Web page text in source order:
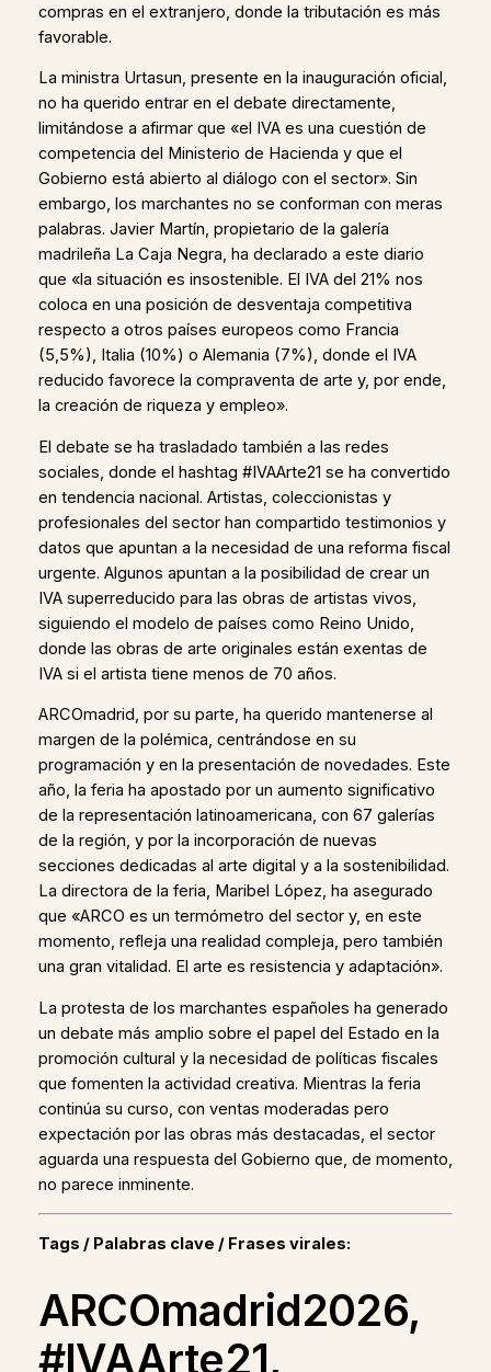
compras en el extranjero, donde la tributación es más
favorable.
La ministra Urtasun, presente en la inauguración oficial,
no ha querido entrar en el debate directamente,
limitándose a afirmar que «el IVA es una cuestión de
competencia del Ministerio de Hacienda y que el
Gobierno está abierto al diálogo con el sector». Sin
embargo, los marchantes no se conforman con meras
palabras. Javier Martín, propietario de la galería
madrileña La Caja Negra, ha declarado a este diario
que «la situación es insostenible. El IVA del 21% nos
coloca en una posición de desventaja competitiva
respecto a otros países europeos como Francia
(5,5%), Italia (10%) o Alemania (7%), donde el IVA
reducido favorece la compraventa de arte y, por ende,
la creación de riqueza y empleo».
El debate se ha trasladado también a las redes
sociales, donde el hashtag #IVAArte21 se ha convertido
en tendencia nacional. Artistas, coleccionistas y
profesionales del sector han compartido testimonios y
datos que apuntan a la necesidad de una reforma fiscal
urgente. Algunos apuntan a la posibilidad de crear un
IVA superreducido para las obras de artistas vivos,
siguiendo el modelo de países como Reino Unido,
donde las obras de arte originales están exentas de
IVA si el artista tiene menos de 70 años.
ARCOmadrid, por su parte, ha querido mantenerse al
margen de la polémica, centrándose en su
programación y en la presentación de novedades. Este
año, la feria ha apostado por un aumento significativo
de la representación latinoamericana, con 67 galerías
de la región, y por la incorporación de nuevas
secciones dedicadas al arte digital y a la sostenibilidad.
La directora de la feria, Maribel López, ha asegurado
que «ARCO es un termómetro del sector y, en este
momento, refleja una realidad compleja, pero también
una gran vitalidad. El arte es resistencia y adaptación».
La protesta de los marchantes españoles ha generado
un debate más amplio sobre el papel del Estado en la
promoción cultural y la necesidad de políticas fiscales
que fomenten la actividad creativa. Mientras la feria
continúa su curso, con ventas moderadas pero
expectación por las obras más destacadas, el sector
aguarda una respuesta del Gobierno que, de momento,
no parece inminente.
Tags / Palabras clave / Frases virales:
ARCOmadrid2026,
#IVAArte21,